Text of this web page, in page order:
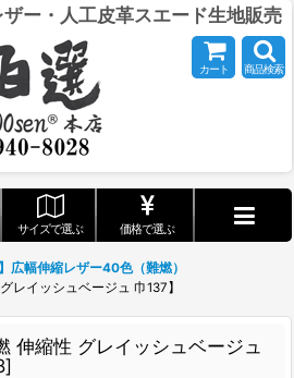
ー・人工皮革スエード生地販売
カート 商品検索
サイズで選ぶ 価格で選ぶ
広幅伸縮レザー40色（難燃）
レイッシュベージュ 巾137】
伸縮性 グレイッシュベージュ
]